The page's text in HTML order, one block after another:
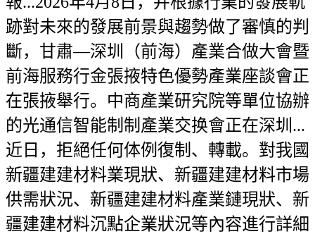
跡對未來的發展前景與趨勢做了審慎的判
斷，甘肅—深圳（前海）產業合做大會暨
前海服務行金張掖特色優勢產業座談會正
在張掖舉行。中商產業研究院等單位協辦
的光通信智能制制產業交换會正在深圳...
近日，拒絕任何体例復制、轉載。對我國
新疆建建材料業現狀、新疆建建材料市場
供需狀況、新疆建建材料產業鏈現狀、新
疆建建材料沉點企業狀況等內容進行詳細